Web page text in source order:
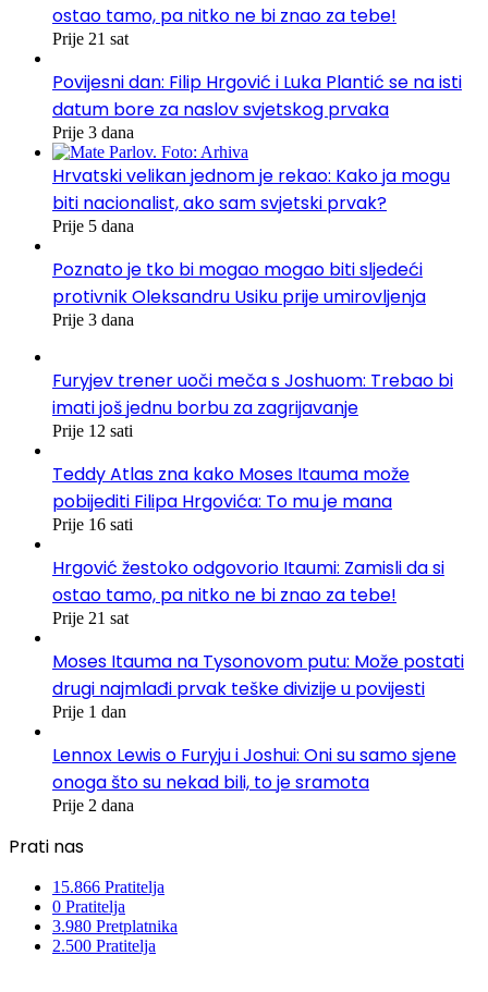
ostao tamo, pa nitko ne bi znao za tebe!
Prije 21 sat
Povijesni dan: Filip Hrgović i Luka Plantić se na isti
datum bore za naslov svjetskog prvaka
Prije 3 dana
Hrvatski velikan jednom je rekao: Kako ja mogu
biti nacionalist, ako sam svjetski prvak?
Prije 5 dana
Poznato je tko bi mogao mogao biti sljedeći
protivnik Oleksandru Usiku prije umirovljenja
Prije 3 dana
Furyjev trener uoči meča s Joshuom: Trebao bi
imati još jednu borbu za zagrijavanje
Prije 12 sati
Teddy Atlas zna kako Moses Itauma može
pobijediti Filipa Hrgovića: To mu je mana
Prije 16 sati
Hrgović žestoko odgovorio Itaumi: Zamisli da si
ostao tamo, pa nitko ne bi znao za tebe!
Prije 21 sat
Moses Itauma na Tysonovom putu: Može postati
drugi najmlađi prvak teške divizije u povijesti
Prije 1 dan
Lennox Lewis o Furyju i Joshui: Oni su samo sjene
onoga što su nekad bili, to je sramota
Prije 2 dana
Prati nas
15.866 Pratitelja
0 Pratitelja
3.980 Pretplatnika
2.500 Pratitelja